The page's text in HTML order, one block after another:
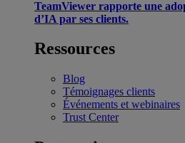
TeamViewer rapporte une
d’IA par ses clients.
Ressources
Blog
Témoignages clients
Événements et webinaires
Trust Center